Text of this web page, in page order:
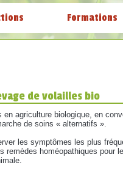
Formations
de volailles bio
en agriculture biologique, en
de soins « alternatifs ».
les symptômes les plus
remèdes homéopathiques pour